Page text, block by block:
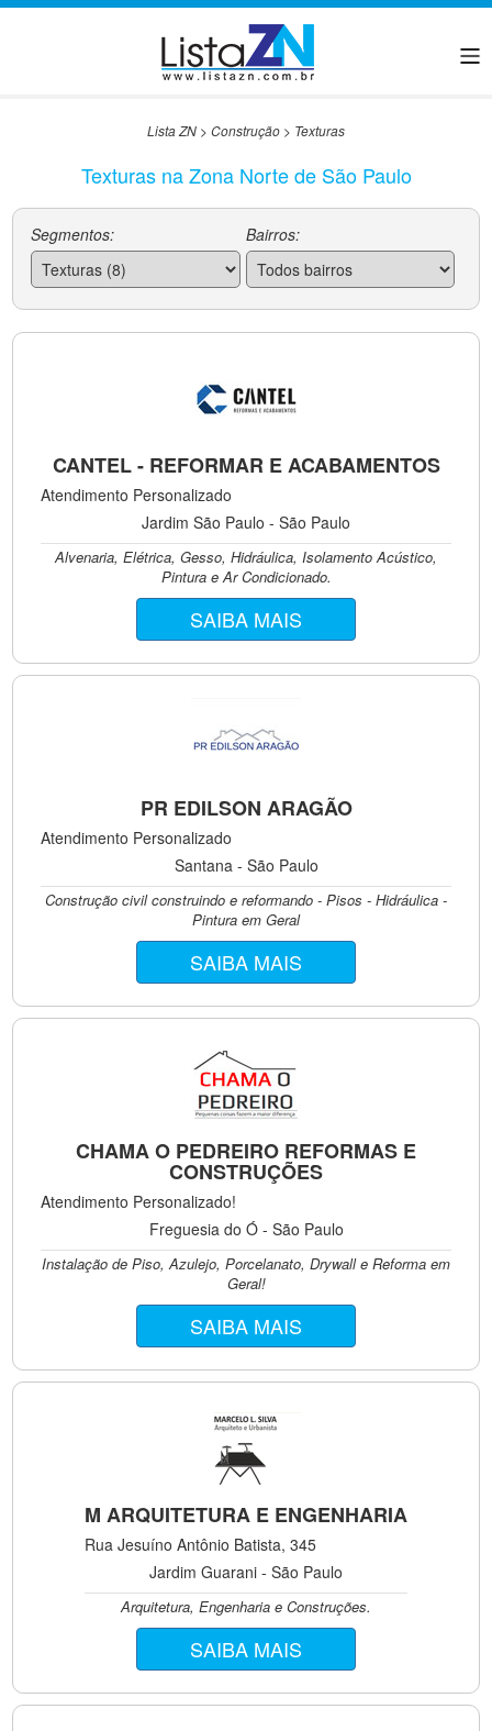
Lista ZN > Construção > Texturas
Texturas na Zona Norte de São Paulo
Segmentos: Bairros:
CANTEL - REFORMAR E ACABAMENTOS
Atendimento Personalizado
Jardim São Paulo - São Paulo
Alvenaria, Elétrica, Gesso, Hidráulica, Isolamento Acústico,
Pintura e Ar Condicionado.
SAIBA MAIS
PR EDILSON ARAGÃO
Atendimento Personalizado
Santana - São Paulo
Construção civil construindo e reformando - Pisos - Hidráulica -
Pintura em Geral
SAIBA MAIS
CHAMA O PEDREIRO REFORMAS E
CONSTRUÇÕES
Atendimento Personalizado!
Freguesia do Ó - São Paulo
Instalação de Piso, Azulejo, Porcelanato, Drywall e Reforma em
Geral!
SAIBA MAIS
M ARQUITETURA E ENGENHARIA
Rua Jesuíno Antônio Batista, 345
Jardim Guarani - São Paulo
Arquitetura, Engenharia e Construções.
SAIBA MAIS